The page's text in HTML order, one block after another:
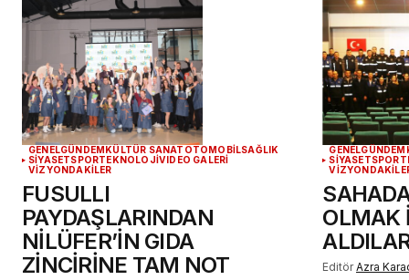
GENELGÜNDEM KÜLTÜR SANAT OTOMOBİLSAĞLIK
SİYASETSPORTEKNOLOJİVIDEO GALERİ
VİZYONDAKİLER
FUSULLI
PAYDAŞLARINDAN
NİLÜFER’İN GIDA
ZİNCİRİNE TAM NOT
GENELGÜNDEM
SİYASETSPOR
OLMAK
Editör Azra